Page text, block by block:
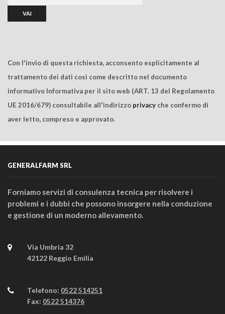
Con l'invio di questa richiesta, acconsento esplicitamente al
trattamento dei dati così come descritto nel documento
informativo Informativa per il sito web (ART. 13 del Regolamento
UE 2016/679) consultabile all'indirizzo privacy che confermo di
aver letto, compreso e approvato.
GENERALFARM SRL
Forniamo servizi di consulenza tecnica per risolvere i
problemi e i dubbi che possono insorgere nella conduzione
e gestione di un moderno allevamento.
Via Umbria 32
42122 Reggio Emilia
Telefono: 0522 514251
Fax: 0522 514376